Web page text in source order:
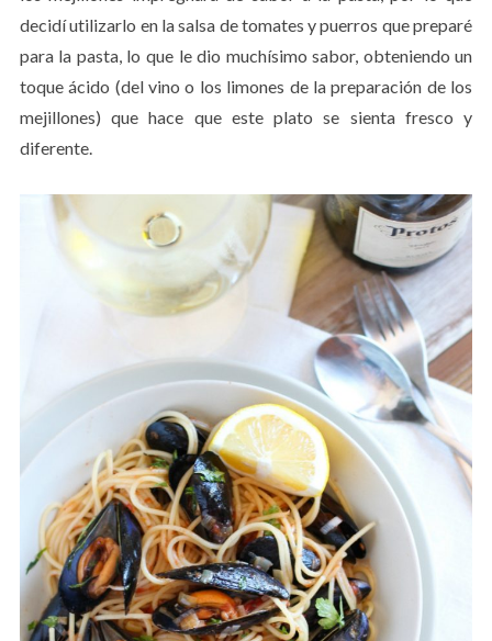
decidí utilizarlo en la salsa de tomates y puerros que preparé
para la pasta, lo que le dio muchísimo sabor, obteniendo un
toque ácido (del vino o los limones de la preparación de los
mejillones) que hace que este plato se sienta fresco y
diferente.